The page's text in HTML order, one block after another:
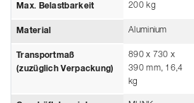
Max. Belastbarkeit 200 kg
Material Aluminium
Transportmaß
(zuzüglich Verpackung)
890 x 730 x
390 mm, 16,4
kg